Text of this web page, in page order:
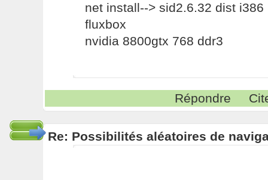
net install--> sid2.6.32 dist i386
fluxbox
nvidia 8800gtx 768 ddr3
Répondre
Re: Possibilités aléatoires de